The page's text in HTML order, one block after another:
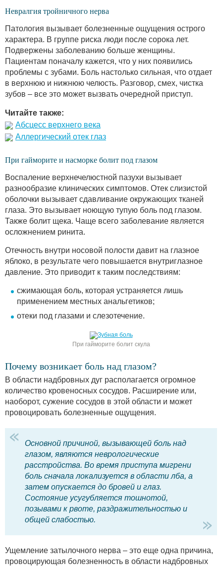
Невралгия тройничного нерва
Патология вызывает болезненные ощущения острого
характера. В группе риска люди после сорока лет.
Подвержены заболеванию больше женщины.
Пациентам поначалу кажется, что у них появились
проблемы с зубами. Боль настолько сильная, что отдает
в верхнюю и нижнюю челюсть. Разговор, смех, чистка
зубов – все это может вызвать очередной приступ.
Читайте также:
Абсцесс верхнего века
Аллергический отек глаз
При гайморите и насморке болит под глазом
Воспаление верхнечелюстной пазухи вызывает
разнообразие клинических симптомов. Отек слизистой
оболочки вызывает сдавливание окружающих тканей
глаза. Это вызывает ноющую тупую боль под глазом.
Также болит щека. Чаще всего заболевание является
осложнением ринита.
Отечность внутри носовой полости давит на глазное
яблоко, в результате чего повышается внутриглазное
давление. Это приводит к таким последствиям:
сжимающая боль, которая устраняется лишь
применением местных анальгетиков;
отеки под глазами и слезотечение.
При гайморите болит скула
Почему возникает боль над глазом?
В области надбровных дуг располагается огромное
количество кровеносных сосудов. Расширение или,
наоборот, сужение сосудов в этой области и может
провоцировать болезненные ощущения.
Основной причиной, вызывающей боль над
глазом, являются неврологические
расстройства. Во время приступа мигрени
боль сначала локализуется в области лба, а
затем опускается до бровей и глаз.
Состояние усугубляется тошнотой,
позывами к рвоте, раздражительностью и
общей слабостью.
Ущемление затылочного нерва – это еще одна причина,
провоцирующая болезненность в области надбровных